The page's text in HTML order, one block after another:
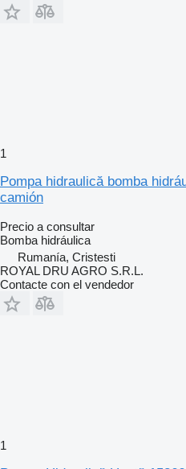
1
Pompa hidraulică bomba
camión
Precio a consultar
Bomba hidráulica
Rumanía, Cristesti
ROYAL DRU AGRO S.R.L.
Contacte con el vendedor
1